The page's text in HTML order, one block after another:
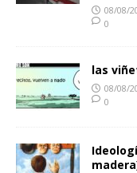
08/08/
0
las
08/08/
0